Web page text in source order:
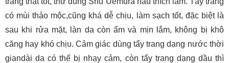
có mùi thảo mộc,cũng khá dễ chịu, làm sạch tốt, đặc biệt là
sau khi rửa mặt, làn da còn ẩm và mịn lắm, không bị khô
căng hay khó chịu. Cảm giác dùng tẩy trang dạng nước thời
giandài da có thể bị nhạy cảm, còn tẩy trang dạng dầu thì